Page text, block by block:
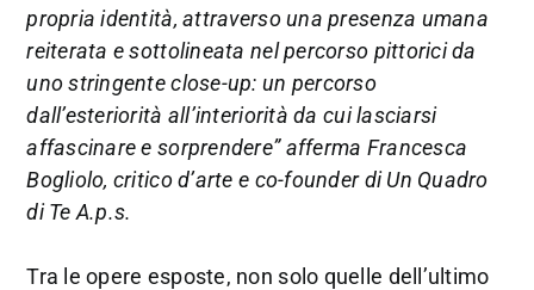
propria identità, attraverso una presenza umana
reiterata e sottolineata nel percorso pittorici da
uno stringente close-up: un percorso
dall’esteriorità all’interiorità da cui lasciarsi
affascinare e sorprendere” afferma Francesca
Bogliolo, critico d’arte e co-founder di Un Quadro
di Te A.p.s.
Tra le opere esposte, non solo quelle dell’ultimo